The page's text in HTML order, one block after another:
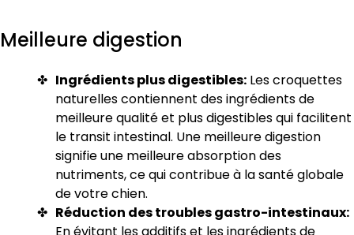
Meilleure digestion
Ingrédients plus digestibles: Les croquettes
naturelles contiennent des ingrédients de
meilleure qualité et plus digestibles qui facilitent
le transit intestinal. Une meilleure digestion
signifie une meilleure absorption des
nutriments, ce qui contribue à la santé globale
de votre chien.
Réduction des troubles gastro-intestinaux: